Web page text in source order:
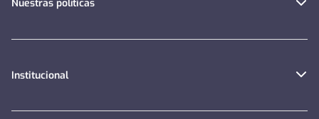
Nuestras políticas
Institucional